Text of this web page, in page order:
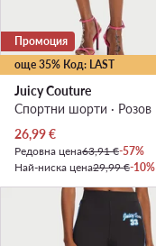
още 35% Код: LAST
Промоция
Juicy Couture
Спортни шорти · Розов
Актуална цена
26,99€
Редовна цена63,91 €-57%
Най-ниска цена29,99 €-10%